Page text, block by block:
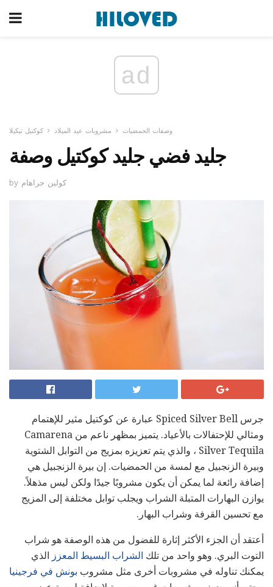
ad
وصفات الحمضيات مشروبات عيد الميلاد كوكتيل تيكيلا
جليد فضي جليد كوكتيل وصفة
by كولين جراهام
جرس Spiced Silver Bell عبارة عن كوكتيل مثير للإهتمام
ومثالي للإحتفالات بالأعياد. يتميز بمظهر ناعم من Camarena
Silver Tequila ، والذي يتم تعزيزه بمزيج من التوابل الشتوية
وبيرة الزنجبيل مع لمسة من الحمضيات. إن بيرة الزنجبيل هي
إضافة رائعة لما يمكن أن يكون مشروبًا جيدًا ولكن ليس مذهلاً.
يوازن البهارات المتبلة الشراب ويجلب توابل مختلفة إلى المزيج
مع تحسين القرفة وشراب البهار.
أعتقد أن الجزء الأكثر إثارة للفضول من هذه الوصفة هو شراب
التوت البري. وهو واحد من تلك الشراب البسيط المعزز الذي
يمكنك تناوله في مشروبات أخرى مثل مشروب بونش في فرجينيا